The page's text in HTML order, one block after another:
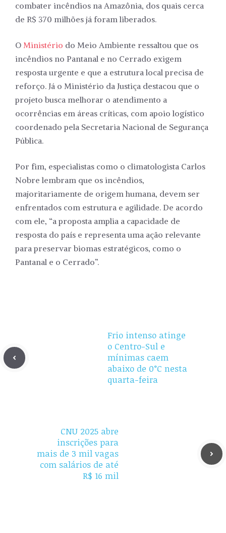
combater incêndios na Amazônia, dos quais cerca
de R$ 370 milhões já foram liberados.
O Ministério do Meio Ambiente ressaltou que os
incêndios no Pantanal e no Cerrado exigem
resposta urgente e que a estrutura local precisa de
reforço. Já o Ministério da Justiça destacou que o
projeto busca melhorar o atendimento a
ocorrências em áreas críticas, com apoio logístico
coordenado pela Secretaria Nacional de Segurança
Pública.
Por fim, especialistas como o climatologista Carlos
Nobre lembram que os incêndios,
majoritariamente de origem humana, devem ser
enfrentados com estrutura e agilidade. De acordo
com ele, “a proposta amplia a capacidade de
resposta do país e representa uma ação relevante
para preservar biomas estratégicos, como o
Pantanal e o Cerrado”.
Frio intenso atinge
o Centro-Sul e
mínimas caem
abaixo de 0°C nesta
quarta-feira
CNU 2025 abre
inscrições para
mais de 3 mil vagas
com salários de até
R$ 16 mil